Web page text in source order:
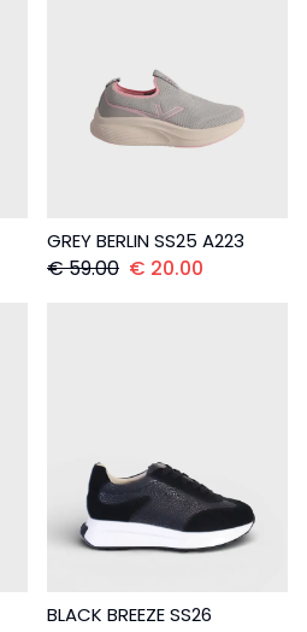
GREY BERLIN SS25 A223
€59.00 € 20.00
BLACK BREEZE SS26